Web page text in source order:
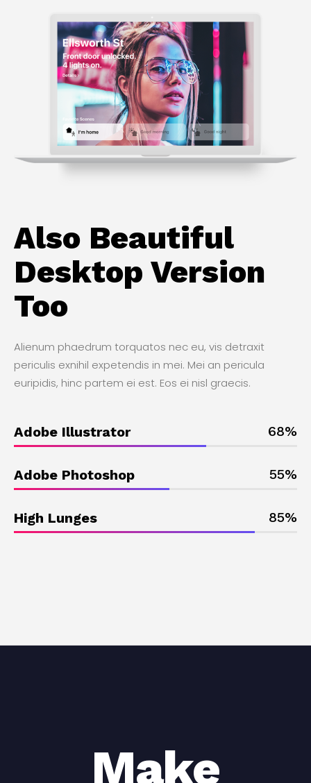
Also Beautiful
Desktop Version
Too
Alienum phaedrum torquatos nec eu, vis detraxit
periculis exnihil expetendis in mei. Mei an pericula
euripidis, hinc partem ei est. Eos ei nisl graecis.
Adobe Illustrator 68%
Adobe Photoshop 55%
High Lunges 85%
Make